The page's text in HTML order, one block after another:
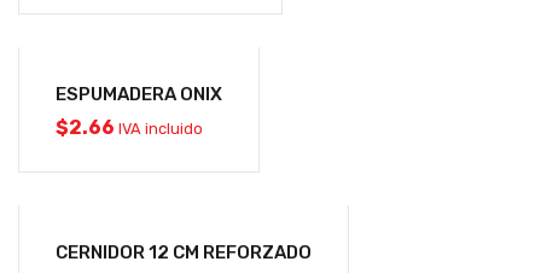
ESPUMADERA ONIX
$2.66 IVA incluido
CERNIDOR 12 CM REFORZADO